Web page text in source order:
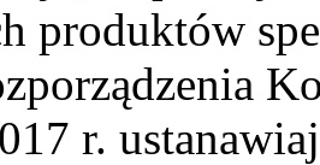
produktów
r.